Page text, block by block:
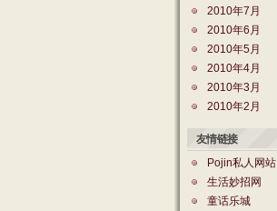
2010年7月
2010年6月
2010年5月
2010年4月
2010年3月
2010年2月
友情链接
Pojin私人网站
生活妙招网
童话乐城